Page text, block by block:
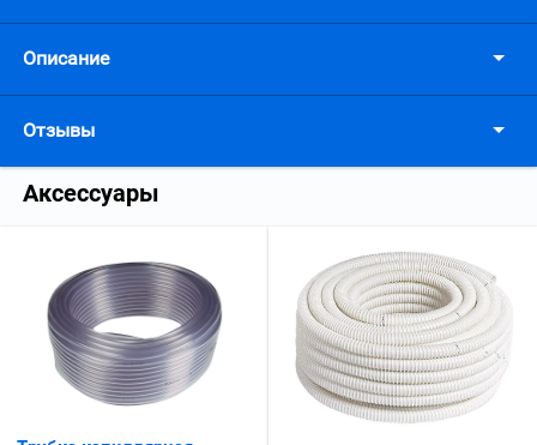
Описание
Отзывы
Аксессуары